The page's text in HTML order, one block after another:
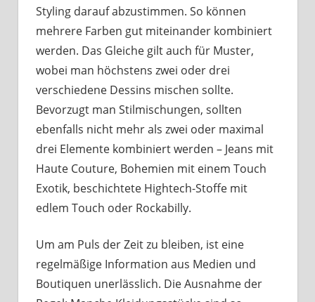
Styling darauf abzustimmen. So können
mehrere Farben gut miteinander kombiniert
werden. Das Gleiche gilt auch für Muster,
wobei man höchstens zwei oder drei
verschiedene Dessins mischen sollte.
Bevorzugt man Stilmischungen, sollten
ebenfalls nicht mehr als zwei oder maximal
drei Elemente kombiniert werden – Jeans mit
Haute Couture, Bohemien mit einem Touch
Exotik, beschichtete Hightech-Stoffe mit
edlem Touch oder Rockabilly.
Um am Puls der Zeit zu bleiben, ist eine
regelmäßige Information aus Medien und
Boutiquen unerlässlich. Die Ausnahme der